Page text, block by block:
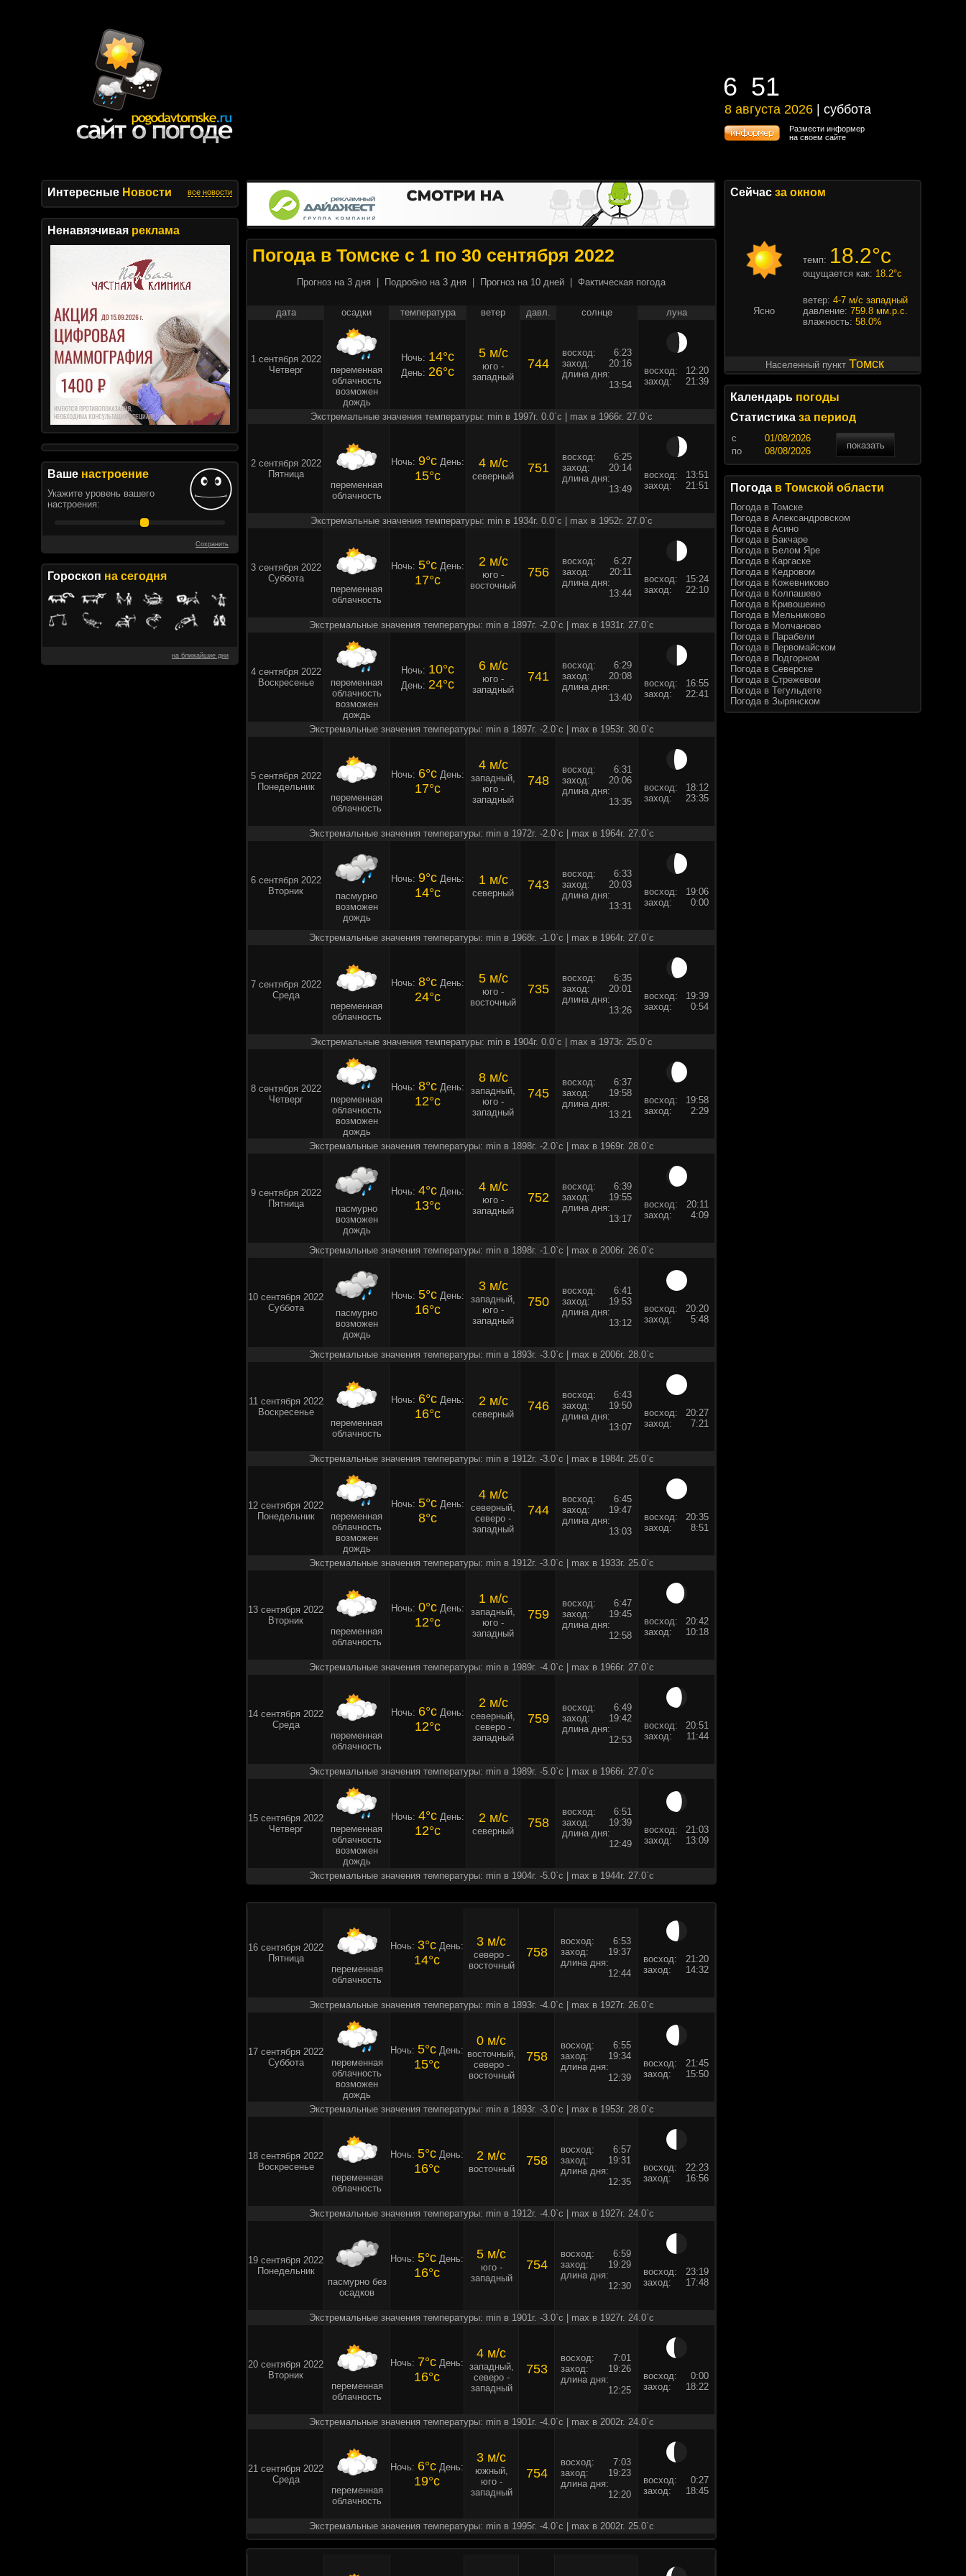
6 51
6 51
8 августа 2026 | суббота
8 августа 2026 | суббота
Размести информер
на своем сайте
Интересные Новости все новости
Ненавязчивая реклама
Ваше настроение
Укажите уровень вашего
настроения:
Сохранить
Гороскоп на сегодня
на ближайшие дни
Погода в Томске с 1 по 30 сентября 2022
Прогноз на 3 дня Подробно на 3 дня Прогноз на 10 дней Фактическая погода
дата осадки температура ветер давл. солнце луна
1 сентября 2022
Четверг
переменная
облачность
возможен
дождь
Ночь: 14°c
День: 26°c
5 м/c
юго -
западный
744
восход:
6:23
заход:
20:16
длина дня:
13:54
восход:
12:20
заход:
21:39
Экстремальные значения температуры: min в 1997г. 0.0`c | max в 1966г. 27.0`c
2 сентября 2022
Пятница
переменная
облачность
Ночь: 9°c День:
15°c
4 м/c
северный
751
восход:
6:25
заход:
20:14
длина дня:
13:49
восход:
13:51
заход:
21:51
Экстремальные значения температуры: min в 1934г. 0.0`c | max в 1952г. 27.0`c
3 сентября 2022
Суббота
переменная
облачность
Ночь: 5°c День:
17°c
2 м/c
юго -
восточный
756
восход:
6:27
заход:
20:11
длина дня:
13:44
восход:
15:24
заход:
22:10
Экстремальные значения температуры: min в 1897г. -2.0`c | max в 1931г. 27.0`c
4 сентября 2022
Воскресенье
переменная
облачность
возможен
дождь
Ночь: 10°c
День: 24°c
6 м/c
юго -
западный
741
восход:
6:29
заход:
20:08
длина дня:
13:40
восход:
16:55
заход:
22:41
Экстремальные значения температуры: min в 1897г. -2.0`c | max в 1953г. 30.0`c
5 сентября 2022
Понедельник
переменная
облачность
Ночь: 6°c День:
17°c
4 м/c
западный,
юго -
западный
748
восход:
6:31
заход:
20:06
длина дня:
13:35
восход:
18:12
заход:
23:35
Экстремальные значения температуры: min в 1972г. -2.0`c | max в 1964г. 27.0`c
6 сентября 2022
Вторник
пасмурно
возможен
дождь
Ночь: 9°c День:
14°c
1 м/c
северный
743
восход:
6:33
заход:
20:03
длина дня:
13:31
восход:
19:06
заход:
0:00
Экстремальные значения температуры: min в 1968г. -1.0`c | max в 1964г. 27.0`c
7 сентября 2022
Среда
переменная
облачность
Ночь: 8°c День:
24°c
5 м/c
юго -
восточный
735
восход:
6:35
заход:
20:01
длина дня:
13:26
восход:
19:39
заход:
0:54
Экстремальные значения температуры: min в 1904г. 0.0`c | max в 1973г. 25.0`c
8 сентября 2022
Четверг
переменная
облачность
возможен
дождь
Ночь: 8°c День:
12°c
8 м/c
западный,
юго -
западный
745
восход:
6:37
заход:
19:58
длина дня:
13:21
восход:
19:58
заход:
2:29
Экстремальные значения температуры: min в 1898г. -2.0`c | max в 1969г. 28.0`c
9 сентября 2022
Пятница
пасмурно
возможен
дождь
Ночь: 4°c День:
13°c
4 м/c
юго -
западный
752
восход:
6:39
заход:
19:55
длина дня:
13:17
восход:
20:11
заход:
4:09
Экстремальные значения температуры: min в 1898г. -1.0`c | max в 2006г. 26.0`c
10 сентября 2022
Суббота
пасмурно
возможен
дождь
Ночь: 5°c День:
16°c
3 м/c
западный,
юго -
западный
750
восход:
6:41
заход:
19:53
длина дня:
13:12
восход:
20:20
заход:
5:48
Экстремальные значения температуры: min в 1893г. -3.0`c | max в 2006г. 28.0`c
11 сентября 2022
Воскресенье
переменная
облачность
Ночь: 6°c День:
16°c
2 м/c
северный
746
восход:
6:43
заход:
19:50
длина дня:
13:07
восход:
20:27
заход:
7:21
Экстремальные значения температуры: min в 1912г. -3.0`c | max в 1984г. 25.0`c
12 сентября 2022
Понедельник
переменная
облачность
возможен
дождь
Ночь: 5°c День:
8°c
4 м/c
северный,
северо -
западный
744
восход:
6:45
заход:
19:47
длина дня:
13:03
восход:
20:35
заход:
8:51
Экстремальные значения температуры: min в 1912г. -3.0`c | max в 1933г. 25.0`c
13 сентября 2022
Вторник
переменная
облачность
Ночь: 0°c День:
12°c
1 м/c
западный,
юго -
западный
759
восход:
6:47
заход:
19:45
длина дня:
12:58
восход:
20:42
заход:
10:18
Экстремальные значения температуры: min в 1989г. -4.0`c | max в 1966г. 27.0`c
14 сентября 2022
Среда
переменная
облачность
Ночь: 6°c День:
12°c
2 м/c
северный,
северо -
западный
759
восход:
6:49
заход:
19:42
длина дня:
12:53
восход:
20:51
заход:
11:44
Экстремальные значения температуры: min в 1989г. -5.0`c | max в 1966г. 27.0`c
15 сентября 2022
Четверг
переменная
облачность
возможен
дождь
Ночь: 4°c День:
12°c
2 м/c
северный
758
восход:
6:51
заход:
19:39
длина дня:
12:49
восход:
21:03
заход:
13:09
Экстремальные значения температуры: min в 1904г. -5.0`c | max в 1944г. 27.0`c
16 сентября 2022
Пятница
переменная
облачность
Ночь: 3°c День:
14°c
3 м/c
северо -
восточный
758
восход:
6:53
заход:
19:37
длина дня:
12:44
восход:
21:20
заход:
14:32
Экстремальные значения температуры: min в 1893г. -4.0`c | max в 1927г. 26.0`c
17 сентября 2022
Суббота
переменная
облачность
возможен
дождь
Ночь: 5°c День:
15°c
0 м/c
восточный,
северо -
восточный
758
восход:
6:55
заход:
19:34
длина дня:
12:39
восход:
21:45
заход:
15:50
Экстремальные значения температуры: min в 1893г. -3.0`c | max в 1953г. 28.0`c
18 сентября 2022
Воскресенье
переменная
облачность
Ночь: 5°c День:
16°c
2 м/c
восточный
758
восход:
6:57
заход:
19:31
длина дня:
12:35
восход:
22:23
заход:
16:56
Экстремальные значения температуры: min в 1912г. -4.0`c | max в 1927г. 24.0`c
19 сентября 2022
Понедельник
пасмурно без
осадков
Ночь: 5°c День:
16°c
5 м/c
юго -
западный
754
восход:
6:59
заход:
19:29
длина дня:
12:30
восход:
23:19
заход:
17:48
Экстремальные значения температуры: min в 1901г. -3.0`c | max в 1927г. 24.0`c
20 сентября 2022
Вторник
переменная
облачность
Ночь: 7°c День:
16°c
4 м/c
западный,
северо -
западный
753
восход:
7:01
заход:
19:26
длина дня:
12:25
восход:
0:00
заход:
18:22
Экстремальные значения температуры: min в 1901г. -4.0`c | max в 2002г. 24.0`c
21 сентября 2022
Среда
переменная
облачность
Ночь: 6°c День:
19°c
3 м/c
южный,
юго -
западный
754
восход:
7:03
заход:
19:23
длина дня:
12:20
восход:
0:27
заход:
18:45
Экстремальные значения температуры: min в 1995г. -4.0`c | max в 2002г. 25.0`c
Сейчас за окном
темп: 18.2°c
ощущается как: 18.2°c
Ясно
ветер: 4-7 м/с западный
давление: 759.8 мм.р.с.
влажность: 58.0%
Населенный пункт Томск
Календарь погоды
Статистика за период
c
показать
по
Погода в Томской области
Погода в Томске
Погода в Александровском
Погода в Асино
Погода в Бакчаре
Погода в Белом Яре
Погода в Каргаске
Погода в Кедровом
Погода в Кожевниково
Погода в Колпашево
Погода в Кривошеино
Погода в Мельниково
Погода в Молчаново
Погода в Парабели
Погода в Первомайском
Погода в Подгорном
Погода в Северске
Погода в Стрежевом
Погода в Тегульдете
Погода в Зырянском